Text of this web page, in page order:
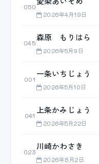
050
2026年4月19日
045
森原 もりはら
2026年5月9日
001
一条いちじょう
2026年5月10日
041
上条かみじょう
2026年5月22日
023
川崎かわさき
2026年6月2日